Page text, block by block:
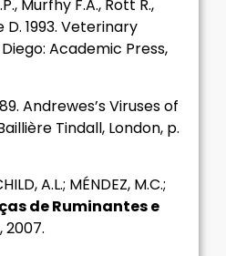
Murfhy F.A., Rott R.,
1993. Veterinary
Academic Press,
Andrewes’s Viruses of
Tindall, London, p.
A.L.; MÉNDEZ, M.C.;
de Ruminantes e
2007.